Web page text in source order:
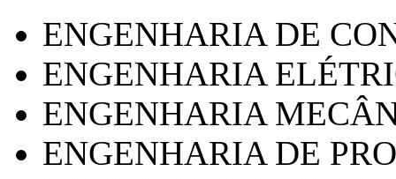
ENGENHARIA DE
ENGENHARIA
ENGENHARIA
ENGENHARIA DE